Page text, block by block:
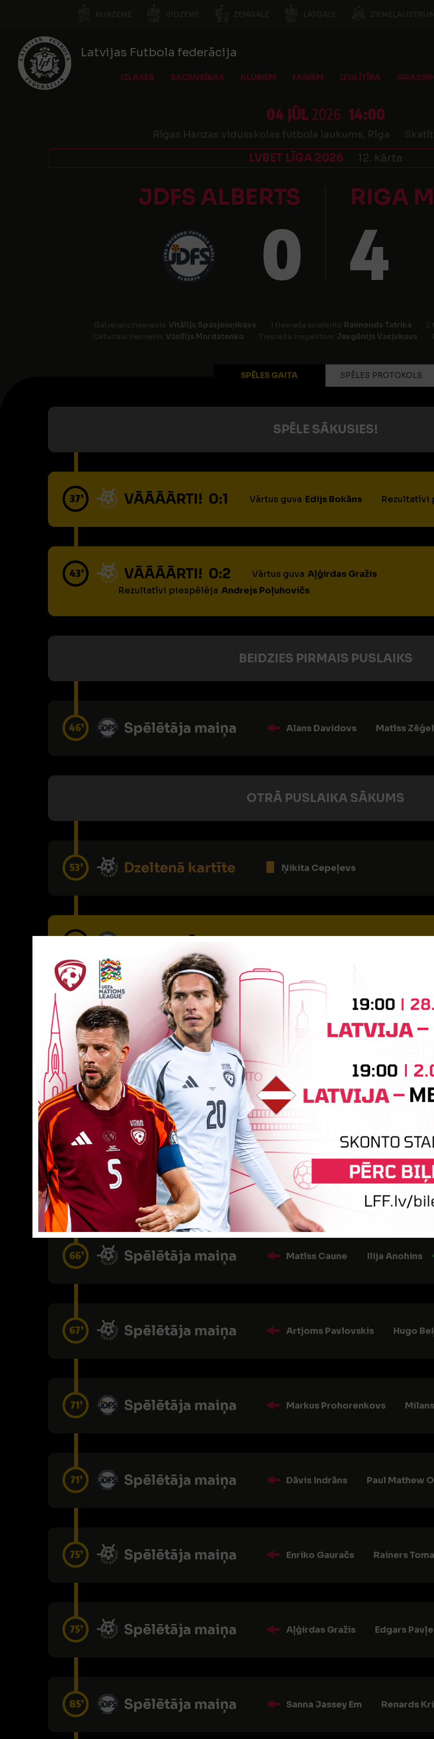
KURZEME VIDZEME ZEMGALE LATGALE
Latvijas Futbola federācija
IZLASES SACENSĪBAS KLUBIEM FANIEM IZGLĪTĪBA
04 JŪL2026 14:00
Rīgas Hanzas vidusskolas futbola laukums, Rīga
LVBET LĪGA 2026 12. kārta
JDFS ALBERTS RIGA
0 4
Galvenais tiesnesis: Vitālijs Spasjonņikovs 1 tiesneša asistents: Raimonds Tatriks
2
Ceturtais tiesnesis: Vasilijs Mordatenko Tiesnešu inspektors: Jevgēnijs Vasjukovs
SPĒLES GAITA SPĒLES PROTOKOLS
SPĒLE SĀKUSIES!
37’ VĀĀĀĀRTI! 0:1 Vārtus guva Edijs Bokāns
43’ VĀĀĀĀRTI! 0:2 Vārtus guva Aļģirdas Gražis
Rezultatīvi piespēlēja Andrejs Poļuhovičs
BEIDZIES PIRMAIS PUSLAIKS
46’ Spēlētāja maiņa Alans Davidovs Matīss
OTRĀ PUSLAIKA SĀKUMS
53’ Dzeltenā kartīte Ņikita Cepeļevs
56’ Spēlētāja maiņa Ņikita Cepeļevs
57’ VĀĀĀĀRTI! 0:4 Vārtus guva
Aļģirdas Gražis
Rezultatīvi piespēlējaArtjoms Pavlovskis
61’ Spēlētāja maiņa Rihards Ozoliņš Harijs
66’ Spēlētāja maiņa Matīss Caune Ilija Anohins
67’ Spēlētāja maiņa Artjoms Pavlovskis Hugo
71’ Spēlētāja maiņa Markus Prohorenkovs
71’ Spēlētāja maiņa Dāvis Indrāns Paul Mathew
75’ Spēlētāja maiņa Enriko Gauračs Rainers
75’ Spēlētāja maiņa Aļģirdas Gražis Edgars
85’ Spēlētāja maiņa Sanna Jassey Em Renards